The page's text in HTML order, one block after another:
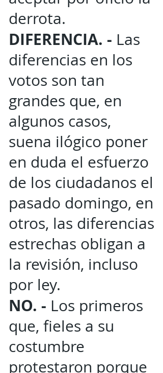
derrota.
DIFERENCIA. - Las
diferencias en los
votos son tan
grandes que, en
algunos casos,
suena ilógico poner
en duda el esfuerzo
de los ciudadanos el
pasado domingo, en
otros, las diferencias
estrechas obligan a
la revisión, incluso
por ley.
NO. - Los primeros
que, fieles a su
costumbre
protestaron porque